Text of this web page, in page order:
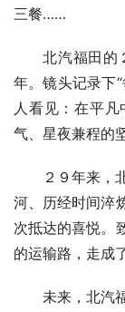
三餐……
北汽福田的
年。镜头记录下
人看见：在平
气、星夜兼程的
２９年来，
河、历经时间淬
次抵达的喜悦。
的运输路，走成
未来，北汽